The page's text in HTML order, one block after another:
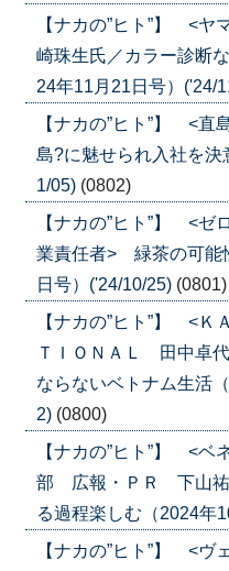
【ナカの”ヒト”】 <
崎珠生氏／カラー診断
24年11月21日号）('24/
【ナカの”ヒト”】 <
島?に魅せられ入社を
1/05) (0802)
【ナカの”ヒト”】 <
業責任者> 緑茶の可能
日号）('24/10/25) (0801)
【ナカの”ヒト”】 <
ＴＩＯＮＡＬ 田中卓
ならないベトナム生活
2) (0800)
【ナカの”ヒト”】 <
部 広報・ＰＲ 下山祐
る過程楽しむ（2024年
【ナカの”ヒト”】 <